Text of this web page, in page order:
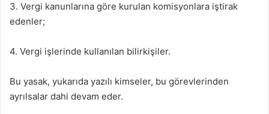
3. Vergi kanunlarına göre kurulan komisyonlara iştirak
edenler;
4. Vergi işlerinde kullanılan bilirkişiler.
Bu yasak, yukarıda yazılı kimseler, bu görevlerinden
ayrılsalar dahi devam eder.